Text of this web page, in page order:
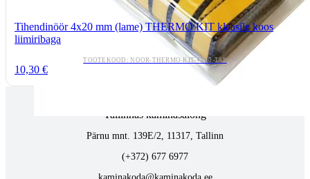
Tihendinöör 4x20 mm (lame) THERMO KIT klaasile koos
liimiribaga
TOOTEKOOD: NOOR-THERMO-KIT-4X20-TAP
10,30 €
Tallinnas kaminasalong
Pärnu mnt. 139E/2, 11317, Tallinn
(+372) 677 6977